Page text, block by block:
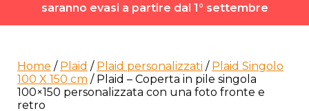
saranno evasi a partire dal 1° settembre
Home / Plaid / Plaid personalizzati / Plaid Singolo
100 X 150 cm / Plaid – Coperta in pile singola
100×150 personalizzata con una foto fronte e
retro